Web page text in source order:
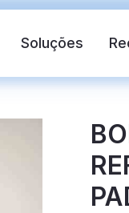
Soluções